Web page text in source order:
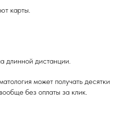
карты.
длинной дистанции.
может получать десятки
без оплаты за клик.